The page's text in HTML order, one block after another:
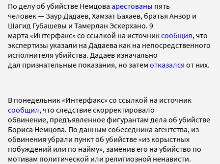
По делу об убийстве Немцова арестованы пять
человек — Заур Дадаев, Хамзат Бахаев, братья Анзор и
Шагид Губашевы и Тамерлан Эскерхано. 9
марта «Интерфакс» со ссылкой на источниксообщил, что
экспертизы указали на Дадаева как на непосредственного
исполнителя убийства. Дадаев изначально
дал признательные показания, но затем отказался от них.
В понедельник «Интерфакс» со ссылкой на источник
сообщил, что следствие скорректировало
обвинение, предъявленное фигурантам дела об убийстве
Бориса Немцова. По данным собеседника агентства, из
обвинения убрали пункт об убийстве «из корыстных
побуждений или по найму», заменив его на убийство по
мотивам политической или религиозной ненависти.